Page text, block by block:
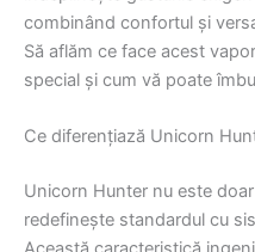
combinând confortul și
Să aflăm ce face acest
special și cum vă poate
Ce diferențiază Unicorn
Unicorn Hunter nu este
redefinește standardul cu